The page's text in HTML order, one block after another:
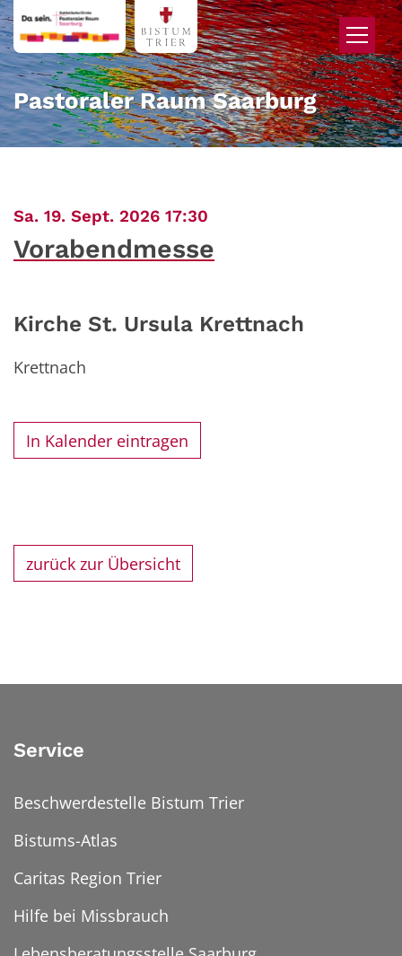
Zum Inhalt springen
Pastoraler Raum Saarburg
Sa. 19. Sept. 2026 17:30
Vorabendmesse
Kirche St. Ursula Krettnach
Krettnach
In Kalender eintragen
zurück zur Übersicht
Service
Beschwerdestelle Bistum Trier
Bistums-Atlas
Caritas Region Trier
Hilfe bei Missbrauch